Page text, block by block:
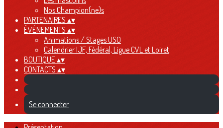
Nos Champion(ne)s
PARTENAIRES ▴▾
ÉVÉNEMENTS ▴▾
Animations / Stages USO
Calendrier IJF, Fédéral, Ligue CVL et Loiret
BOUTIQUE▴▾
CONTACTS ▴▾
Se connecter